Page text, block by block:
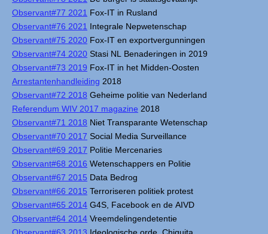
Observant#77 2021 Fox-IT in Rusland
Observant#76 2021 Integrale Nepwetenschap
Observant#75 2020 Fox-IT en exportvergunningen
Observant#74 2020 Stasi NL Benaderingen in 2019
Observant#73 2019 Fox-IT in het Midden-Oosten
Arrestantenhandleiding 2018
Observant#72 2018 Geheime politie van Nederland
Referendum WIV 2017 magazine 2018
Observant#71 2018 Niet Transparante Wetenschap
Observant#70 2017 Social Media Surveillance
Observant#69 2017 Politie Mercenaries
Observant#68 2016 Wetenschappers en Politie
Observant#67 2015 Data Bedrog
Observant#66 2015 Terroriseren politiek protest
Observant#65 2014 G4S, Facebook en de AIVD
Observant#64 2014 Vreemdelingendetentie